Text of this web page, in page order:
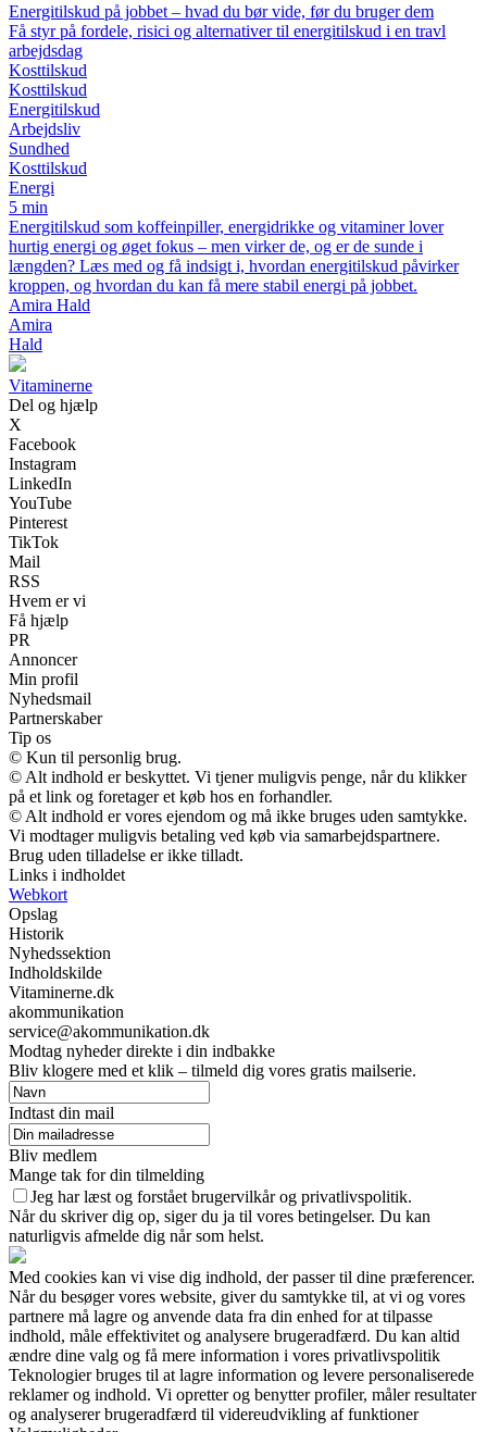
Energitilskud på jobbet – hvad du bør vide, før du bruger dem
Få styr på fordele, risici og alternativer til energitilskud i en travl
arbejdsdag
Kosttilskud
Kosttilskud
Energitilskud
Arbejdsliv
Sundhed
Kosttilskud
Energi
5 min
Energitilskud som koffeinpiller, energidrikke og vitaminer lover
hurtig energi og øget fokus – men virker de, og er de sunde i
længden? Læs med og få indsigt i, hvordan energitilskud påvirker
kroppen, og hvordan du kan få mere stabil energi på jobbet.
Amira Hald
Amira
Hald
Vitaminerne
Del og hjælp
X
Facebook
Instagram
LinkedIn
YouTube
Pinterest
TikTok
Mail
RSS
Hvem er vi
Få hjælp
PR
Annoncer
Min profil
Nyhedsmail
Partnerskaber
Tip os
© Kun til personlig brug.
© Alt indhold er beskyttet. Vi tjener muligvis penge, når du klikker
på et link og foretager et køb hos en forhandler.
© Alt indhold er vores ejendom og må ikke bruges uden samtykke.
Vi modtager muligvis betaling ved køb via samarbejdspartnere.
Brug uden tilladelse er ikke tilladt.
Links i indholdet
Webkort
Opslag
Historik
Nyhedssektion
Indholdskilde
Vitaminerne.dk
akommunikation
service@akommunikation.dk
Modtag nyheder direkte i din indbakke
Bliv klogere med et klik – tilmeld dig vores gratis mailserie.
Indtast din mail
Bliv medlem
Mange tak for din tilmelding
Jeg har læst og forstået brugervilkår og privatlivspolitik.
Når du skriver dig op, siger du ja til vores betingelser. Du kan
naturligvis afmelde dig når som helst.
Med cookies kan vi vise dig indhold, der passer til dine præferencer.
Når du besøger vores website, giver du samtykke til, at vi og vores
partnere må lagre og anvende data fra din enhed for at tilpasse
indhold, måle effektivitet og analysere brugeradfærd. Du kan altid
ændre dine valg og få mere information i vores privatlivspolitik
Teknologier bruges til at lagre information og levere personaliserede
reklamer og indhold. Vi opretter og benytter profiler, måler resultater
og analyserer brugeradfærd til videreudvikling af funktioner